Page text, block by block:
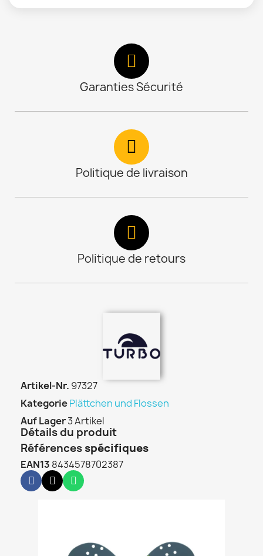
Garanties Sécurité
Politique de livraison
Politique de retours
Artikel-Nr. 97327
KategoriePlättchen und Flossen
Auf Lager3 Artikel
Détails du produit
Références spécifiques
EAN13 8434578702387